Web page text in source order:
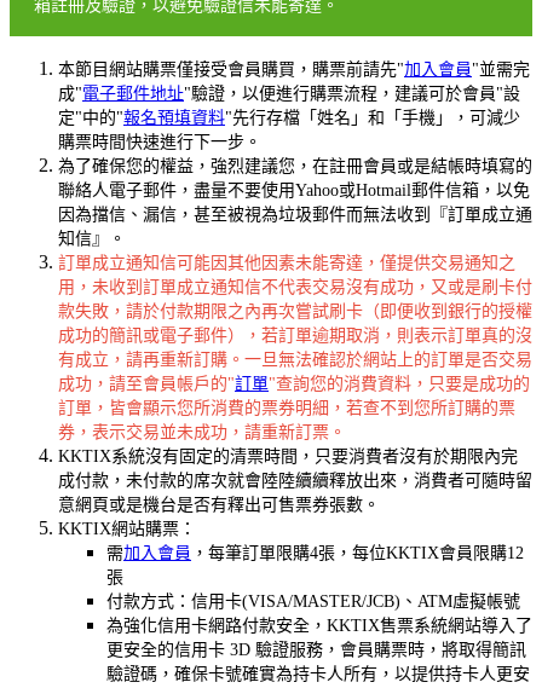
箱註冊及驗證，以避免驗證信未能寄達。
本節目網站購票僅接受會員購買，購票前請先"加入會員 "並需完
成"電子郵件地址"驗證，以便進行購票流程，建議可於會員"設
定"中的"報名預填資料"先行存檔「姓名」和「手機」，可減少
購票時間快速進行下一步。
為了確保您的權益，強烈建議您，在註冊會員或是結帳時填寫的
聯絡人電子郵件，盡量不要使用Yahoo或Hotmail郵件信箱，以免
因為擋信、漏信，甚至被視為垃圾郵件而無法收到『訂單成立通
知信』。
訂單成立通知信可能因其他因素未能寄達，僅提供交易通知之
用，未收到訂單成立通知信不代表交易沒有成功，又或是刷卡付
款失敗，請於付款期限之內再次嘗試刷卡（即便收到銀行的授權
成功的簡訊或電子郵件），若訂單逾期取消，則表示訂單真的沒
有成立，請再重新訂購。一旦無法確認於網站上的訂單是否交易
成功，請至會員帳戶的"訂單"查詢您的消費資料，只要是成功的
訂單，皆會顯示您所消費的票券明細，若查不到您所訂購的票
券，表示交易並未成功，請重新訂票。
KKTIX系統沒有固定的清票時間，只要消費者沒有於期限內完
成付款，未付款的席次就會陸陸續續釋放出來，消費者可隨時留
意網頁或是機台是否有釋出可售票券張數。
KKTIX網站購票：
需加入會員 ，每筆訂單限購4張，每位KKTIX會員限購12
張
付款方式：信用卡(VISA/MASTER/JCB)、ATM虛擬帳號
為強化信用卡網路付款安全，KKTIX售票系統網站導入了
更安全的信用卡 3D 驗證服務，會員購票時，將取得簡訊
驗證碼，確保卡號確實為持卡人所有，以提供持卡人更安